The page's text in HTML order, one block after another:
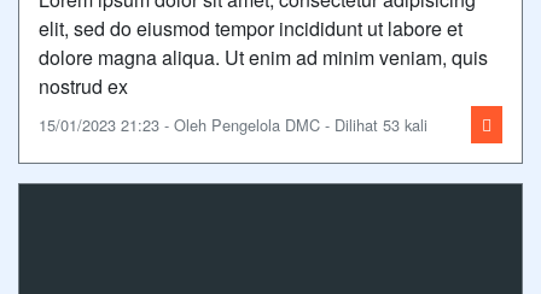
elit, sed do eiusmod tempor incididunt ut labore et
dolore magna aliqua. Ut enim ad minim veniam, quis
nostrud ex
15/01/2023 21:23 - Oleh Pengelola DMC - Dilihat 53 kali